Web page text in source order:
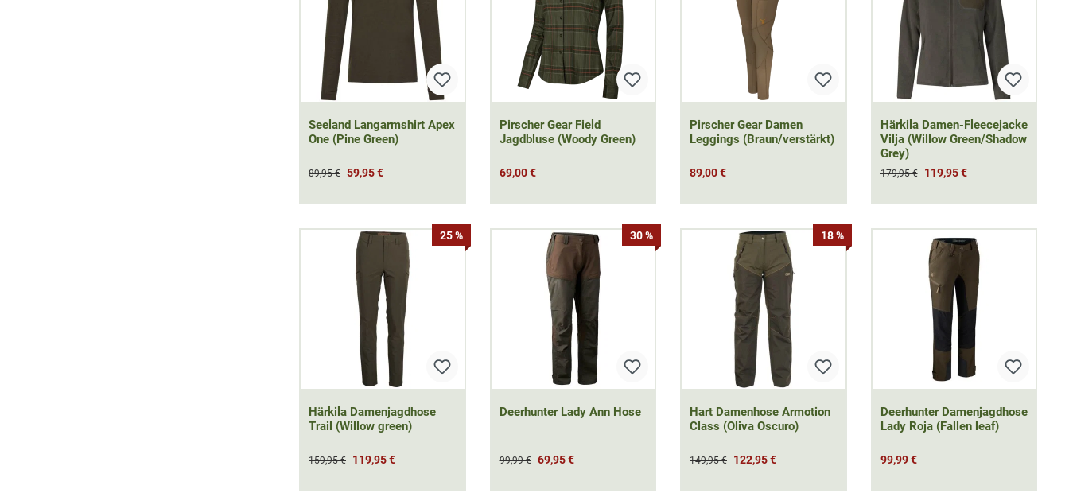
Seeland Langarmshirt Apex
One (Pine Green)
89,95 € 59,95 €
Pirscher Gear Field
Jagdbluse (Woody Green)
69,00 €
Pirscher Gear Damen
Leggings (Braun/verstärkt)
89,00 €
Härkila Damen-Fleecejacke
Vilja (Willow Green/Shadow
Grey)
179,95 € 119,95 €
25 %
Härkila Damenjagdhose
Trail (Willow green)
159,95 € 119,95 €
30 %
Deerhunter Lady Ann Hose
99,99 € 69,95 €
18 %
Hart Damenhose Armotion
Class (Oliva Oscuro)
149,95 € 122,95 €
Deerhunter Damenjagdhose
Lady Roja (Fallen leaf)
99,99 €